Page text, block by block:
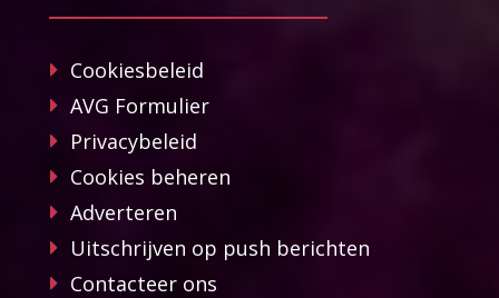
Cookiesbeleid
AVG Formulier
Privacybeleid
Cookies beheren
Adverteren
Uitschrijven op push berichten
Contacteer ons